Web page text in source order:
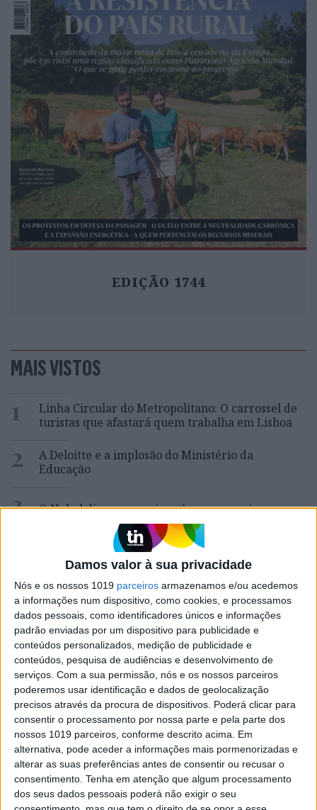
Damos valor à sua privacidade
Nós e os nossos 1019 parceiros armazenamos e/ou acedemos
a informações num dispositivo, como cookies, e processamos
dados pessoais, como identificadores únicos e informações
padrão enviadas por um dispositivo para publicidade e
conteúdos personalizados, medição de publicidade e
conteúdos, pesquisa de audiências e desenvolvimento de
serviços. Com a sua permissão, nós e os nossos parceiros
poderemos usar identificação e dados de geolocalização
precisos através da procura de dispositivos. Poderá clicar para
consentir o processamento por nossa parte e pela parte dos
nossos 1019 parceiros, conforme descrito acima. Em
alternativa, pode aceder a informações mais pormenorizadas e
alterar as suas preferências antes de consentir ou recusar o
consentimento. Tenha em atenção que algum processamento
dos seus dados pessoais poderá não exigir o seu
EDIÇÃO 1744
MAIS VISTOS
1
Linha Circular do Metropolitano: O carrossel de
turistas que afastará quem trabalha em Lisboa
2
A Deloitte e a implosão do Ministério da
Educação
3 O Nobel disse o que ninguém quer ouvir
Celebridades que viram os seus vídeos íntimos na
Internet
5
Como funcionam os apoios para comprar casa
antes dos 35 anos
6 Spoofing: Quando o número do banco mente
7
Tem apneia do sono e não consegue usar a
máquina CPAP? Há uma alternativa a avaliar.
Opinião de um dentista
8 A longevidade não se improvisa
9
Abdominais “tradicionais” ou prancha? A
explicação de um professor de Educação Física